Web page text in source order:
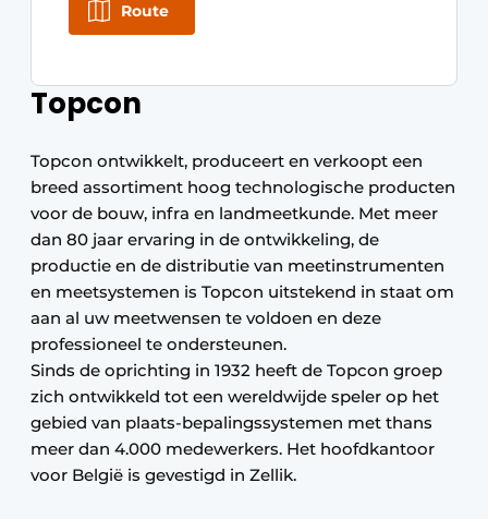
Topcon
Topcon ontwikkelt, produceert en verkoopt een
breed assortiment hoog technologische producten
voor de bouw, infra en landmeetkunde. Met meer
dan 80 jaar ervaring in de ontwikkeling, de
productie en de distributie van meetinstrumenten
en meetsystemen is Topcon uitstekend in staat om
aan al uw meetwensen te voldoen en deze
professioneel te ondersteunen.
Sinds de oprichting in 1932 heeft de Topcon groep
zich ontwikkeld tot een wereldwijde speler op het
gebied van plaats-bepalingssystemen met thans
meer dan 4.000 medewerkers. Het hoofdkantoor
voor België is gevestigd in Zellik.
Route